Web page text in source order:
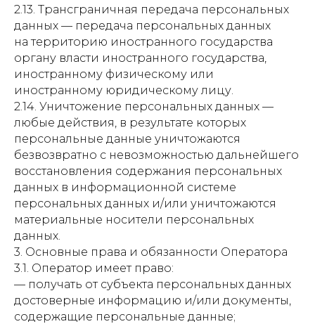
2.13. Трансграничная передача персональных
данных — передача персональных данных
на территорию иностранного государства
органу власти иностранного государства,
иностранному физическому или
иностранному юридическому лицу.
2.14. Уничтожение персональных данных —
любые действия, в результате которых
персональные данные уничтожаются
безвозвратно с невозможностью дальнейшего
восстановления содержания персональных
данных в информационной системе
персональных данных и/или уничтожаются
материальные носители персональных
данных.
3. Основные права и обязанности Оператора
3.1. Оператор имеет право:
— получать от субъекта персональных данных
достоверные информацию и/или документы,
содержащие персональные данные;